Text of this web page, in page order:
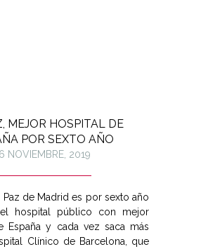
MEJOR HOSPITAL DE
POR SEXTO AÑO
NOVIEMBRE, 2019
Paz de Madrid es por sexto año
hospital público con mejor
España y cada vez saca más
Clínico de Barcelona, que